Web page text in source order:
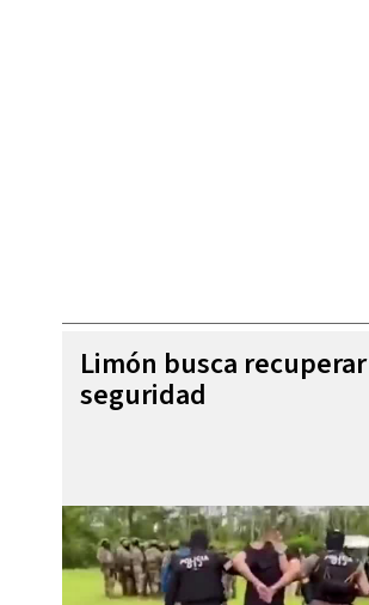
Limón busca
seguridad